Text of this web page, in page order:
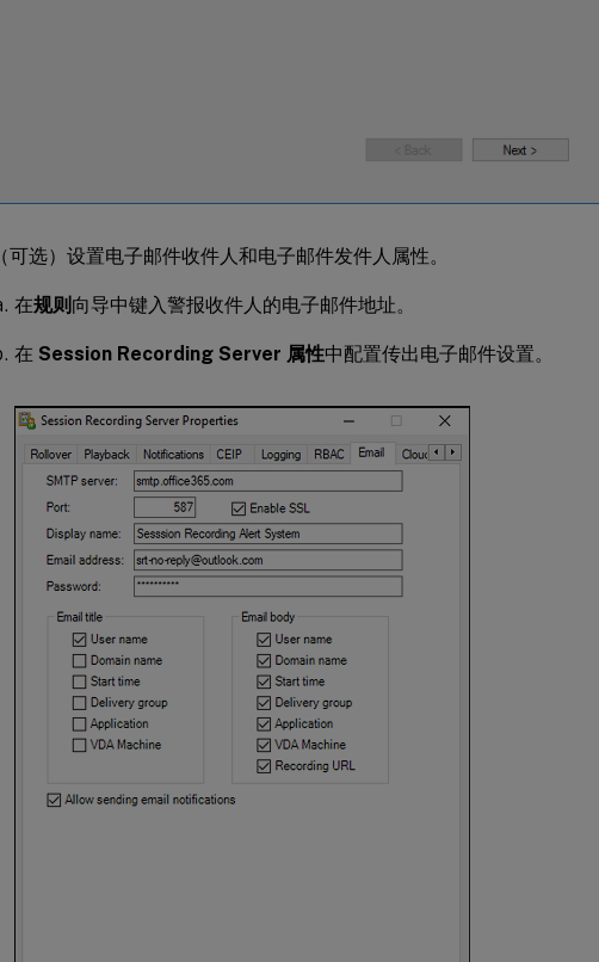
（可选）设置电子邮件收件人和电子邮件发件人属性。
在规则 向导中键入警报收件人的电子邮件地址。
在 Session Recording Server 属性中配置传出电子邮件设置。